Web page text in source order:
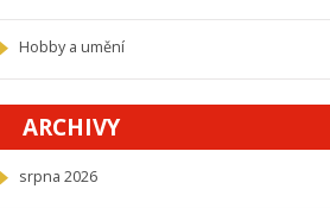
Hobby a umění
ARCHIVY
srpna 2026